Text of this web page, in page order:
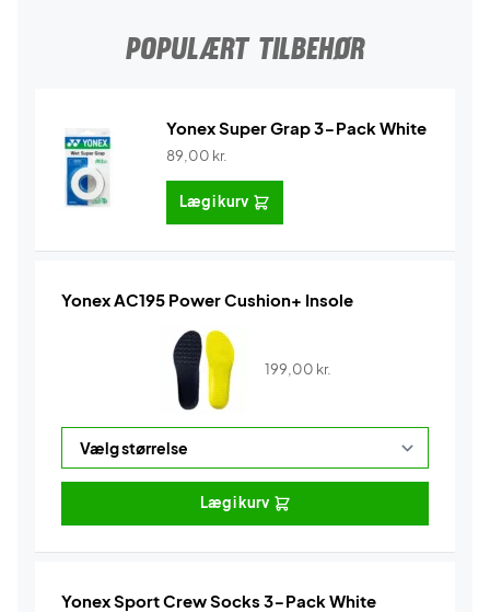
POPULÆRT TILBEHØR
Yonex Super Grap 3-Pack White
89,00 kr.
Læg i kurv
Yonex AC195 Power Cushion+ Insole
199,00 kr.
Læg i kurv
Yonex Sport Crew Socks 3-Pack White